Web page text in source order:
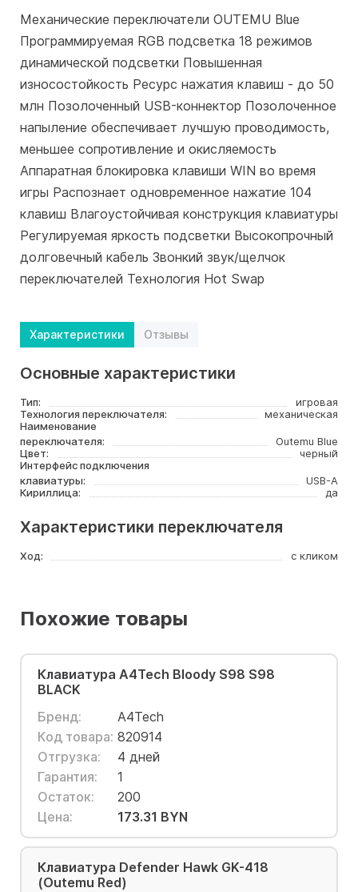
Механические переключатели OUTEMU Blue
Программируемая RGB подсветка 18 режимов
динамической подсветки Повышенная
износостойкость Ресурс нажатия клавиш - до 50
млн Позолоченный USB-коннектор Позолоченное
напыление обеспечивает лучшую проводимость,
меньшее сопротивление и окисляемость
Аппаратная блокировка клавиши WIN во время
игры Распознает одновременное нажатие 104
клавиш Влагоустойчивая конструкция клавиатуры
Регулируемая яркость подсветки Высокопрочный
долговечный кабель Звонкий звук/щелчок
переключателей Технология Hot Swap
Характеристики Отзывы
Основные характеристики
Тип:
игровая
Технология переключателя:
механическая
Наименование
переключателя:
Outemu Blue
Цвет:
черный
Интерфейс подключения
клавиатуры:
USB-A
Кириллица:
да
Характеристики переключателя
Ход: с кликом
Похожие товары
Клавиатура A4Tech Bloody S98 S98
BLACK
Бренд:
A4Tech
Код товара: 820914
Отгрузка:
4 дней
Гарантия:
1
Остаток:
200
Цена:
173.31 BYN
Клавиатура Defender Hawk GK-418
(Outemu Red)